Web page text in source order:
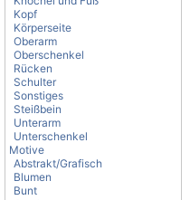
Kopf
Körperseite
Oberarm
Oberschenkel
Rücken
Schulter
Sonstiges
Steißbein
Unterarm
Unterschenkel
Motive
Abstrakt/Grafisch
Blumen
Bunt